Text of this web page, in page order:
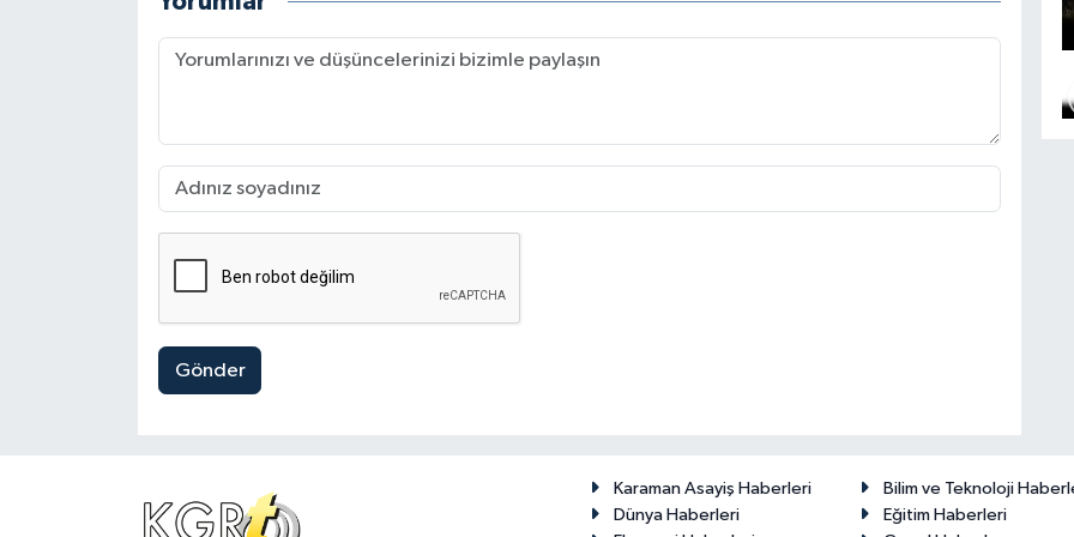
Gönder
Karaman Asayiş Haberleri
Bilim ve Teknoloji
Dünya Haberleri
Eğitim Haberleri